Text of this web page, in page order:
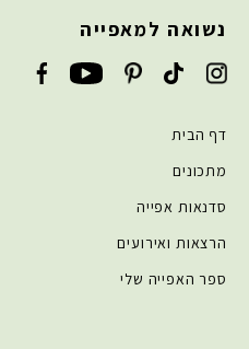
נשואה למאפייה
דף הבית
מתכונים
סדנאות אפייה
הרצאות ואירועים
ספר האפייה שלי